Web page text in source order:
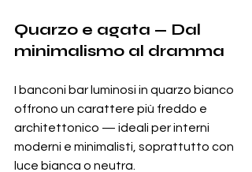
Quarzo e agata — Dal
minimalismo al dramma
I banconi bar luminosi in quarzo bianco
offrono un carattere più freddo e
architettonico — ideali per interni
moderni e minimalisti, soprattutto con
luce bianca o neutra.